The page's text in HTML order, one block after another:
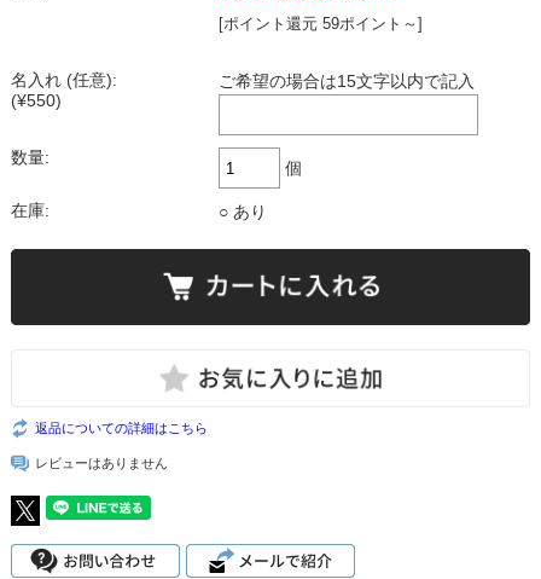
[ポイント還元 59ポイント～]
名入れ (任意):
(¥550)
ご希望の場合は15文字以内で記入
数量:
個
在庫: ○ あり
返品についての詳細はこちら
レビューはありません